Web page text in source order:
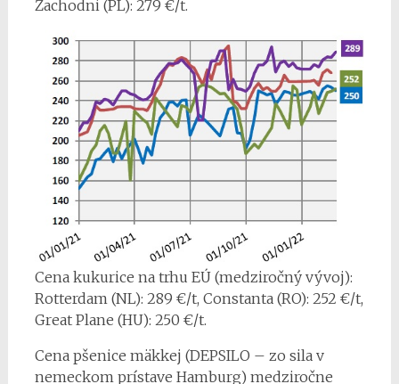
Zachodni (PL): 279 €/t.
Cena kukurice na trhu EÚ (medziročný vývoj):
Rotterdam (NL): 289 €/t, Constanta (RO): 252 €/t,
Great Plane (HU): 250 €/t.
Cena pšenice mäkkej (DEPSILO – zo sila v
nemeckom prístave Hamburg) medziročne